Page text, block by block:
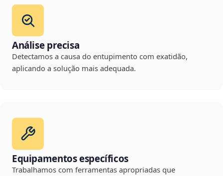
Análise precisa
Detectamos a causa do entupimento com exatidão,
aplicando a solução mais adequada.
Equipamentos específicos
Trabalhamos com ferramentas apropriadas que